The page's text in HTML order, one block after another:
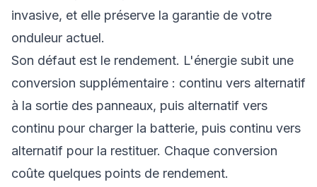
invasive, et elle préserve la garantie de votre
onduleur actuel.
Son défaut est le rendement. L'énergie subit une
conversion supplémentaire : continu vers alternatif
à la sortie des panneaux, puis alternatif vers
continu pour charger la batterie, puis continu vers
alternatif pour la restituer. Chaque conversion
coûte quelques points de rendement.